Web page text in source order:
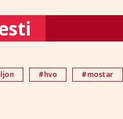
#hvo #mostar